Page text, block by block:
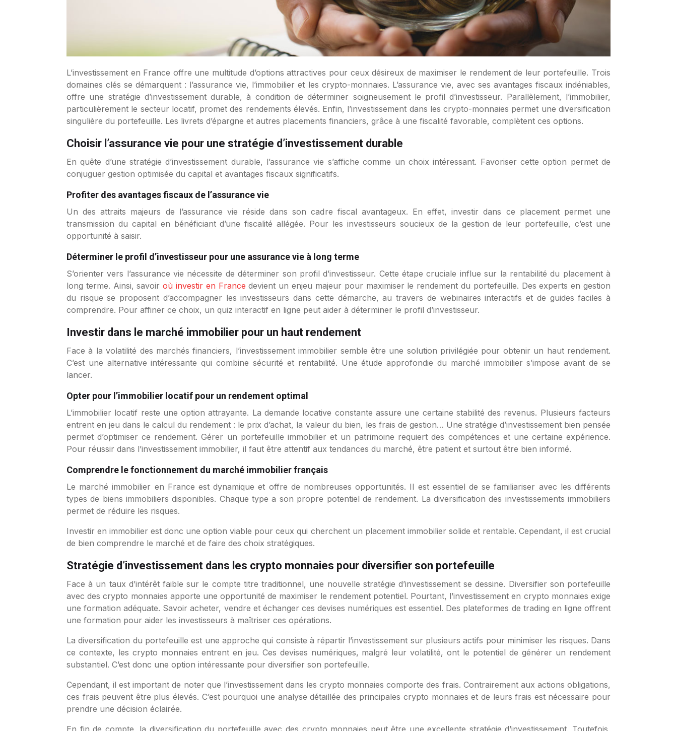
L’investissement en France offre une multitude d’options attractives pour ceux désireux de maximiser le rendement de leur portefeuille. Trois
domaines clés se démarquent : l’assurance vie, l’immobilier et les crypto-monnaies. L’assurance vie, avec ses avantages fiscaux indéniables,
offre une stratégie d’investissement durable, à condition de déterminer soigneusement le profil d’investisseur. Parallèlement, l’immobilier,
particulièrement le secteur locatif, promet des rendements élevés. Enfin, l’investissement dans les crypto-monnaies permet une diversification
singulière du portefeuille. Les livrets d’épargne et autres placements financiers, grâce à une fiscalité favorable, complètent ces options.
Choisir l’assurance vie pour une stratégie d’investissement durable
En quête d’une stratégie d’investissement durable, l’assurance vie s’affiche comme un choix intéressant. Favoriser cette option permet de
conjuguer gestion optimisée du capital et avantages fiscaux significatifs.
Profiter des avantages fiscaux de l’assurance vie
Un des attraits majeurs de l’assurance vie réside dans son cadre fiscal avantageux. En effet, investir dans ce placement permet une
transmission du capital en bénéficiant d’une fiscalité allégée. Pour les investisseurs soucieux de la gestion de leur portefeuille, c’est une
opportunité à saisir.
Déterminer le profil d’investisseur pour une assurance vie à long terme
S’orienter vers l’assurance vie nécessite de déterminer son profil d’investisseur. Cette étape cruciale influe sur la rentabilité du placement à
long terme. Ainsi, savoiroù investir en France devient un enjeu majeur pour maximiser le rendement du portefeuille. Des experts en gestion
du risque se proposent d’accompagner les investisseurs dans cette démarche, au travers de webinaires interactifs et de guides faciles à
comprendre. Pour affiner ce choix, un quiz interactif en ligne peut aider à déterminer le profil d’investisseur.
Investir dans le marché immobilier pour un haut rendement
Face à la volatilité des marchés financiers, l’investissement immobilier semble être une solution privilégiée pour obtenir un haut rendement.
C’est une alternative intéressante qui combine sécurité et rentabilité. Une étude approfondie du marché immobilier s’impose avant de se
lancer.
Opter pour l’immobilier locatif pour un rendement optimal
L’immobilier locatif reste une option attrayante. La demande locative constante assure une certaine stabilité des revenus. Plusieurs facteurs
entrent en jeu dans le calcul du rendement : le prix d’achat, la valeur du bien, les frais de gestion… Une stratégie d’investissement bien pensée
permet d’optimiser ce rendement. Gérer un portefeuille immobilier et un patrimoine requiert des compétences et une certaine expérience.
Pour réussir dans l’investissement immobilier, il faut être attentif aux tendances du marché, être patient et surtout être bien informé.
Comprendre le fonctionnement du marché immobilier français
Le marché immobilier en France est dynamique et offre de nombreuses opportunités. Il est essentiel de se familiariser avec les différents
types de biens immobiliers disponibles. Chaque type a son propre potentiel de rendement. La diversification des investissements immobiliers
permet de réduire les risques.
Investir en immobilier est donc une option viable pour ceux qui cherchent un placement immobilier solide et rentable. Cependant, il est crucial
de bien comprendre le marché et de faire des choix stratégiques.
Stratégie d’investissement dans les crypto monnaies pour diversifier son portefeuille
Face à un taux d’intérêt faible sur le compte titre traditionnel, une nouvelle stratégie d’investissement se dessine. Diversifier son portefeuille
avec des crypto monnaies apporte une opportunité de maximiser le rendement potentiel. Pourtant, l’investissement en crypto monnaies exige
une formation adéquate. Savoir acheter, vendre et échanger ces devises numériques est essentiel. Des plateformes de trading en ligne offrent
une formation pour aider les investisseurs à maîtriser ces opérations.
La diversification du portefeuille est une approche qui consiste à répartir l’investissement sur plusieurs actifs pour minimiser les risques. Dans
ce contexte, les crypto monnaies entrent en jeu. Ces devises numériques, malgré leur volatilité, ont le potentiel de générer un rendement
substantiel. C’est donc une option intéressante pour diversifier son portefeuille.
Cependant, il est important de noter que l’investissement dans les crypto monnaies comporte des frais. Contrairement aux actions obligations,
ces frais peuvent être plus élevés. C’est pourquoi une analyse détaillée des principales crypto monnaies et de leurs frais est nécessaire pour
prendre une décision éclairée.